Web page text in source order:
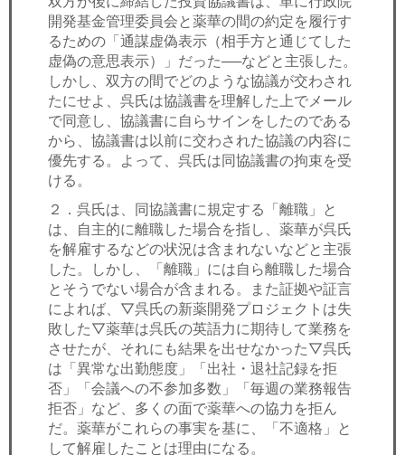
開発基金管理委員会と薬華の間の約定を履行す
るための「通謀虚偽表示（相手方と通じてした
虚偽の意思表示）」だった──などと主張した。
しかし、双方の間でどのような協議が交わされ
たにせよ、呉氏は協議書を理解した上でメール
で同意し、協議書に自らサインをしたのである
から、協議書は以前に交わされた協議の内容に
優先する。よって、呉氏は同協議書の拘束を受
ける。
２．呉氏は、同協議書に規定する「離職」と
は、自主的に離職した場合を指し、薬華が呉氏
を解雇するなどの状況は含まれないなどと主張
した。しかし、「離職」には自ら離職した場合
とそうでない場合が含まれる。また証拠や証言
によれば、▽呉氏の新薬開発プロジェクトは失
敗した▽薬華は呉氏の英語力に期待して業務を
させたが、それにも結果を出せなかった▽呉氏
は「異常な出勤態度」「出社・退社記録を拒
否」「会議への不参加多数」「毎週の業務報告
拒否」など、多くの面で薬華への協力を拒ん
だ。薬華がこれらの事実を基に、「不適格」と
して解雇したことは理由になる。